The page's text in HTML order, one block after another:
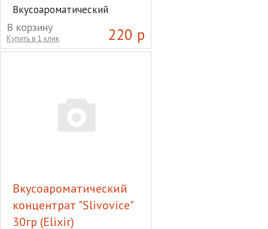
Вкусоароматический
концентрат "Irish Whisky"
30гр (Elixir)
220 р
В корзину
Купить в 1 клик
Вкусоароматический
концентрат "Slivovice"
30гр (Elixir)